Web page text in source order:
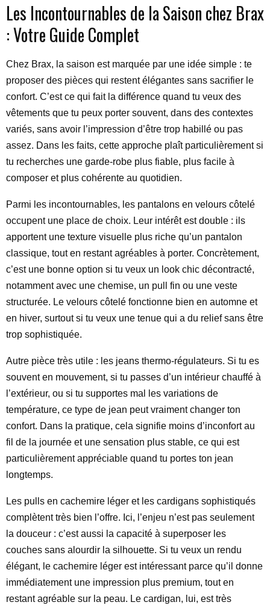
Les Incontournables de la Saison chez Brax
: Votre Guide Complet
Chez Brax, la saison est marquée par une idée simple : te
proposer des pièces qui restent élégantes sans sacrifier le
confort. C’est ce qui fait la différence quand tu veux des
vêtements que tu peux porter souvent, dans des contextes
variés, sans avoir l’impression d’être trop habillé ou pas
assez. Dans les faits, cette approche plaît particulièrement si
tu recherches une garde-robe plus fiable, plus facile à
composer et plus cohérente au quotidien.
Parmi les incontournables, les pantalons en velours côtelé
occupent une place de choix. Leur intérêt est double : ils
apportent une texture visuelle plus riche qu’un pantalon
classique, tout en restant agréables à porter. Concrètement,
c’est une bonne option si tu veux un look chic décontracté,
notamment avec une chemise, un pull fin ou une veste
structurée. Le velours côtelé fonctionne bien en automne et
en hiver, surtout si tu veux une tenue qui a du relief sans être
trop sophistiquée.
Autre pièce très utile : les jeans thermo-régulateurs. Si tu es
souvent en mouvement, si tu passes d’un intérieur chauffé à
l’extérieur, ou si tu supportes mal les variations de
température, ce type de jean peut vraiment changer ton
confort. Dans la pratique, cela signifie moins d’inconfort au
fil de la journée et une sensation plus stable, ce qui est
particulièrement appréciable quand tu portes ton jean
longtemps.
Les pulls en cachemire léger et les cardigans sophistiqués
complètent très bien l’offre. Ici, l’enjeu n’est pas seulement
la douceur : c’est aussi la capacité à superposer les
couches sans alourdir la silhouette. Si tu veux un rendu
élégant, le cachemire léger est intéressant parce qu’il donne
immédiatement une impression plus premium, tout en
restant agréable sur la peau. Le cardigan, lui, est très